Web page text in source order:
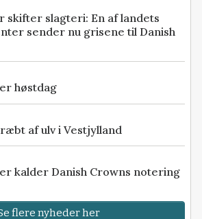
skifter slagteri: En af landets
sender nu grisene til Danish
høstdag
af ulv i Vestjylland
kalder Danish Crowns notering
flere nyheder her